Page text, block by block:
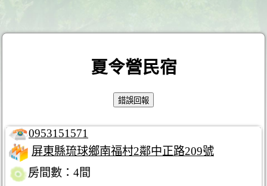
夏令營民宿
0953151571
屏東縣琉球鄉南福村2鄰中正路209號
房間數：4間